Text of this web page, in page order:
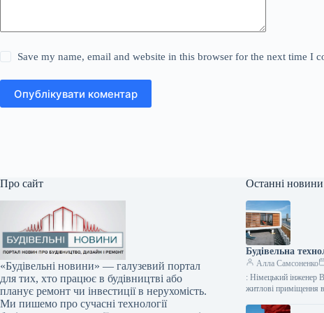
Save my name, email and website in this browser for the next time I
Опублікувати коментар
Про сайт
«Будівельні новини» — галузевий портал
для тих, хто працює в будівництві або
планує ремонт чи інвестиції в нерухомість.
Ми пишемо про сучасні технології
Останні новини
Будівельна
Алла Самсоненко
: Німецький інженер
житлові приміщення